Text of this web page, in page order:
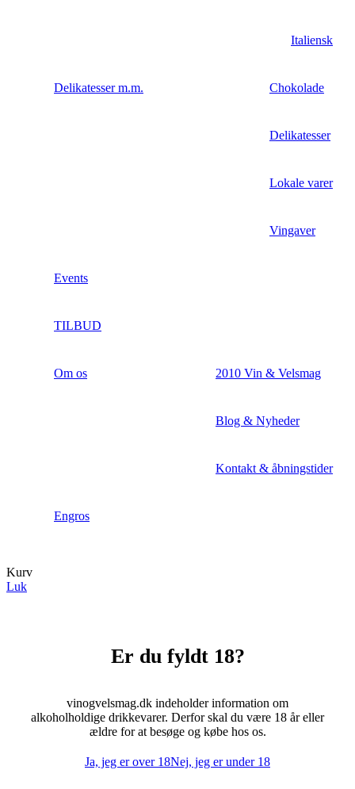
Italiensk
Delikatesser m.m. Chokolade
Delikatesser
Lokale varer
Vingaver
Events
TILBUD
Om os 2010 Vin & Velsmag
Blog & Nyheder
Kontakt & åbningstider
Engros
Kurv
Luk
Er du fyldt 18?
vinogvelsmag.dk indeholder information om
alkoholholdige drikkevarer. Derfor skal du være 18 år eller
ældre for at besøge og købe hos os.
Ja, jeg er over 18Nej, jeg er under 18